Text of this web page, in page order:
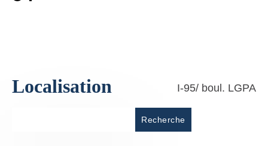
Localisation I-95/ boul. LGPA
Recherche